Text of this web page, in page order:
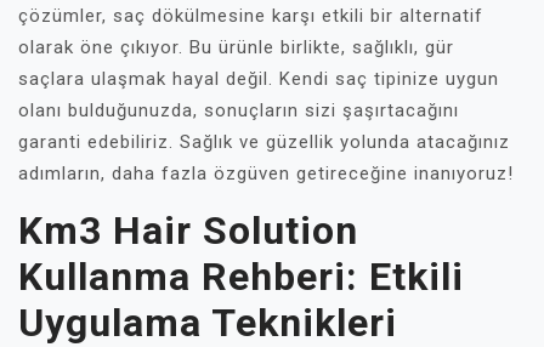
çözümler, saç dökülmesine karşı etkili bir alternatif
olarak öne çıkıyor. Bu ürünle birlikte, sağlıklı, gür
saçlara ulaşmak hayal değil. Kendi saç tipinize uygun
olanı bulduğunuzda, sonuçların sizi şaşırtacağını
garanti edebiliriz. Sağlık ve güzellik yolunda atacağınız
adımların, daha fazla özgüven getireceğine inanıyoruz!
Km3 Hair Solution
Kullanma Rehberi: Etkili
Uygulama Teknikleri